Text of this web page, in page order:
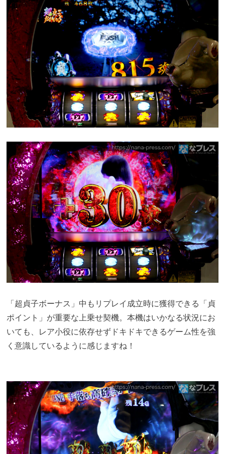
「超貞子ボーナス」中もリプレイ成立時に獲得できる「貞
ポイント」が重要な上乗せ契機。本機はいかなる状況にお
いても、レア小役に依存せずドキドキできるゲーム性を強
く意識しているように感じますね！